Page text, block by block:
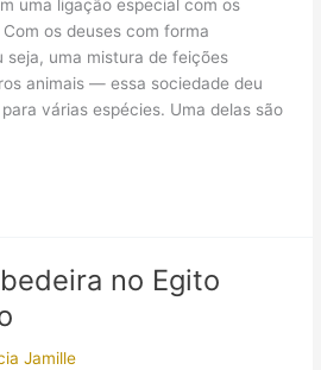
uma ligação especial com os
os deuses com forma
uma mistura de feições
animais — essa sociedade deu
várias espécies. Uma delas são
no Egito
Jamille